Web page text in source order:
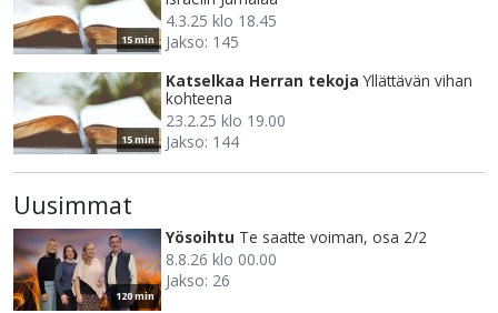
15 min
4.3.25 klo 18.45
Jakso: 145
15 min
Katselkaa Herran tekoja Yllättävän vihan
kohteena
23.2.25 klo 19.00
Jakso: 144
Uusimmat
120 min
Yösoihtu Te saatte voiman, osa 2/2
8.8.26 klo 00.00
Jakso: 26